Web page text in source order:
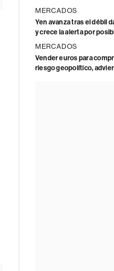
MERCADOS
Yen avanza tras el débil
y crece la alerta por
MERCADOS
Vender euros para
riesgo geopolítico,